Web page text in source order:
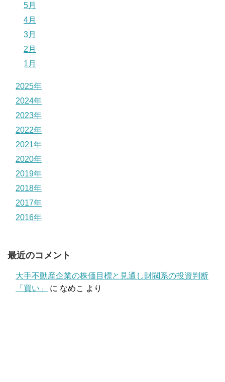
5月
4月
3月
2月
1月
2025年
2024年
2023年
2022年
2021年
2020年
2019年
2018年
2017年
2016年
最近のコメント
大手不動産企業の株価目標と見通し財閥系の投資判断
「買い」
に なめこ より